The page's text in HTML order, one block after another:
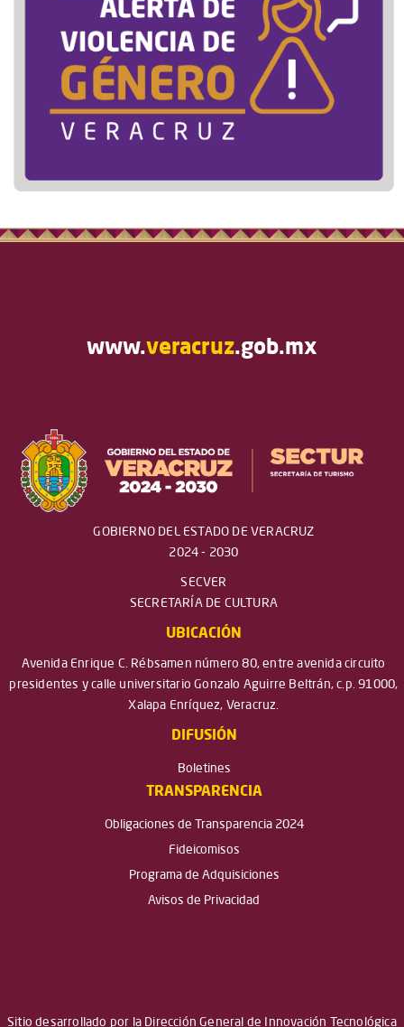
www.veracruz.gob.mx
GOBIERNO DEL ESTADO DE VERACRUZ
2024 - 2030
SECVER
SECRETARÍA DE CULTURA
UBICACIÓN
Avenida Enrique C. Rébsamen número 80, entre avenida circuito
presidentes y calle universitario Gonzalo Aguirre Beltrán, c.p. 91000,
Xalapa Enríquez, Veracruz.
DIFUSIÓN
Boletines
TRANSPARENCIA
Obligaciones de Transparencia 2024
Fideicomisos
Programa de Adquisiciones
Avisos de Privacidad
Sitio desarrollado por la Dirección General de Innovación Tecnológica